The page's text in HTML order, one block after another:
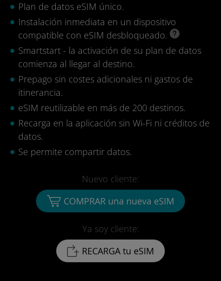
Plan de datos eSIM único.
Instalación inmediata en un dispositivo
compatible con eSIM desbloqueado.
Smartstart - la activación de su plan de datos
comienza al llegar al destino.
Prepago sin costes adicionales ni gastos de
itinerancia.
eSIM reutilizable en más de 200 destinos.
Recarga en la aplicación sin Wi-Fi ni créditos de
datos.
Se permite compartir datos.
Ya soy cliente:
RECARGA tu eSIM
Nuevo cliente:
COMPRAR una nueva eSIM